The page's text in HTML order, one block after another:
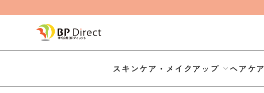
スキンケア・メイクアップ ヘアケア